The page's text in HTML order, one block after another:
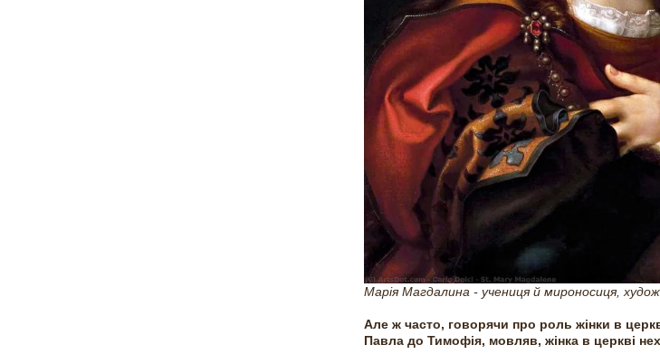
Марія Магдалина - учениця й мироносиця,
Але ж часто, говорячи про роль жінки в
Павла до Тимофія, мовляв, жінка в церкві